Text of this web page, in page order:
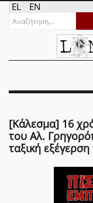
EL EN
[Κάλεσμα] 16
του Αλ.
ταξική